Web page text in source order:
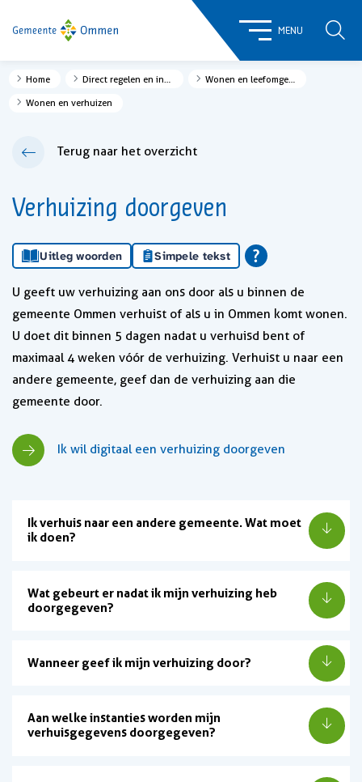
MENU
Home Wonen en leefomgeving
Wonen en verhuizen
Terug naar het overzicht
Verhuizing doorgeven
Uitleg woorden Simpele tekst
U geeft uw verhuizing aan ons door als u binnen de
gemeente Ommen verhuist of als u in Ommen komt wonen.
U doet dit binnen 5 dagen nadat u verhuisd bent of
maximaal 4 weken vóór de verhuizing. Verhuist u naar een
andere gemeente, geef dan de verhuizing aan die
gemeente door.
Ik wil digitaal een verhuizing doorgeven
Ik verhuis naar een andere gemeente. Wat moet
ik doen?
Wat gebeurt er nadat ik mijn verhuizing heb
doorgegeven?
Wanneer geef ik mijn verhuizing door?
Aan welke instanties worden mijn
verhuisgegevens doorgegeven?